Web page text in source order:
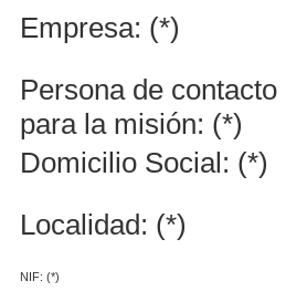
Empresa: (*)
Persona de contacto
para la misión: (*)
Domicilio Social: (*)
Localidad: (*)
NIF: (*)